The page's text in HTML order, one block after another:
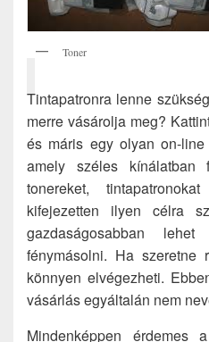
Toner
Tintapatronra lenne
merre vásárolja meg?
és máris egy olyan on-
amely széles kínálatban
tonereket,
kifejezetten ilyen célra
gazdaságosabban
fénymásolni. Ha szeretne
könnyen elvégezheti.
vásárlás egyáltalán nem
Mindenképpen érdemes